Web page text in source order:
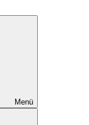
Menü